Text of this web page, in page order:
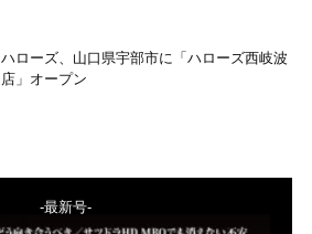
ハローズ、山口県宇部市に「ハローズ西岐波
店」オープン
-最新号-